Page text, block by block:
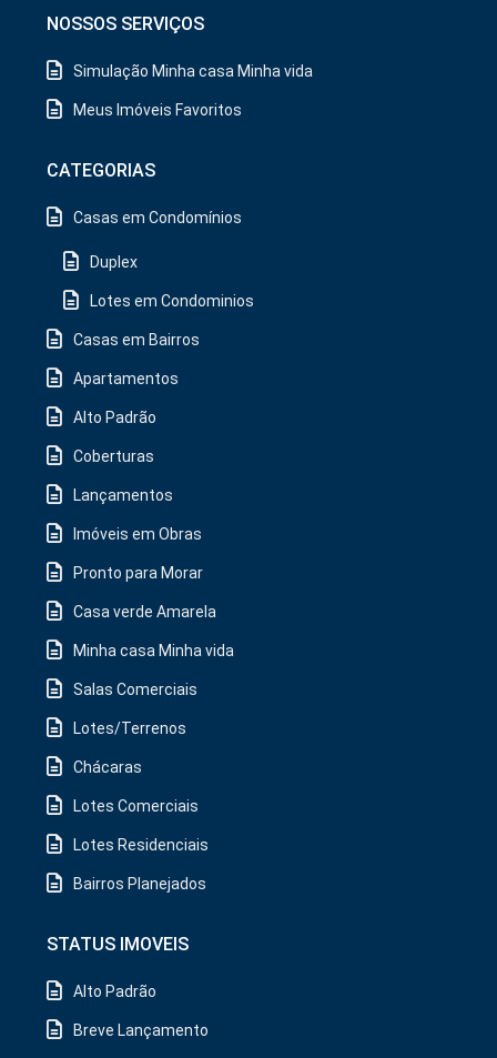
NOSSOS SERVIÇOS
Simulação Minha casa Minha vida
Meus Imóveis Favoritos
CATEGORIAS
Casas em Condomínios
Duplex
Lotes em Condominios
Casas em Bairros
Apartamentos
Alto Padrão
Coberturas
Lançamentos
Imóveis em Obras
Pronto para Morar
Casa verde Amarela
Minha casa Minha vida
Salas Comerciais
Lotes/Terrenos
Chácaras
Lotes Comerciais
Lotes Residenciais
Bairros Planejados
STATUS IMOVEIS
Alto Padrão
Breve Lançamento